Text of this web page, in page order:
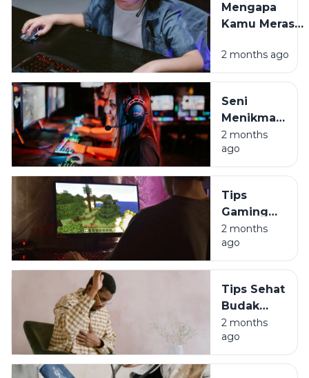
Online di
Era Digital
Mengapa
Kamu Merasa
Setelah Main
Game? Ini
Penjelasannya
2 months ago
Seni
Menikmati
Game
Tanpa
Harus Jadi
Algoritma
2 months
ago
Tips
Gaming
Sehat:
Jaga
Durabilitas
Biar Gak
Jompo
2 months
ago
Tips Sehat
Budak
Korporat:
Lawan
Asam
2 months
ago